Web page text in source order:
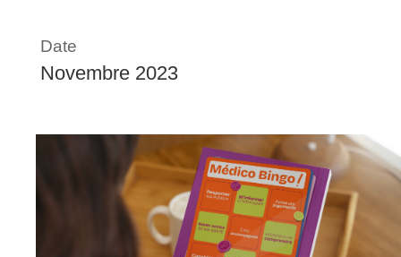
Date
Novembre 2023